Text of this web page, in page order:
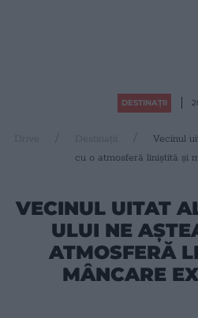
DESTINAȚII
Drive
Vecinul
cu o atmosferă liniștită și
VECINUL UITAT
ULUI NE
ATMOSFERĂ
MÂNCARE